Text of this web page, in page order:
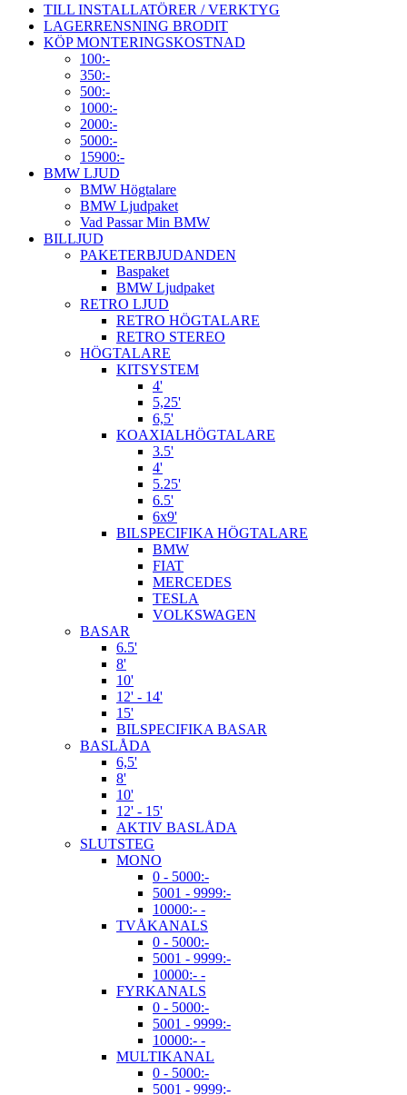
TILL INSTALLATÖRER / VERKTYG
LAGERRENSNING BRODIT
KÖP MONTERINGSKOSTNAD
100:-
350:-
500:-
1000:-
2000:-
5000:-
15900:-
BMW LJUD
BMW Högtalare
BMW Ljudpaket
Vad Passar Min BMW
BILLJUD
PAKETERBJUDANDEN
Baspaket
BMW Ljudpaket
RETRO LJUD
RETRO HÖGTALARE
RETRO STEREO
HÖGTALARE
KITSYSTEM
4'
5,25'
6,5'
KOAXIALHÖGTALARE
3.5'
4'
5.25'
6.5'
6x9'
BILSPECIFIKA HÖGTALARE
BMW
FIAT
MERCEDES
TESLA
VOLKSWAGEN
BASAR
6.5'
8'
10'
12' - 14'
15'
BILSPECIFIKA BASAR
BASLÅDA
6,5'
8'
10'
12' - 15'
AKTIV BASLÅDA
SLUTSTEG
MONO
0 - 5000:-
5001 - 9999:-
10000:- -
TVÅKANALS
0 - 5000:-
5001 - 9999:-
10000:- -
FYRKANALS
0 - 5000:-
5001 - 9999:-
10000:- -
MULTIKANAL
0 - 5000:-
5001 - 9999:-